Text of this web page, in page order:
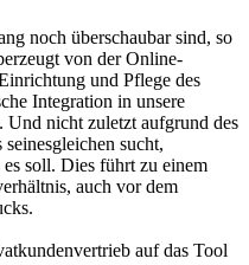
noch überschaubar sind, so
von der Online-
und Pflege des
Integration in unsere
Und nicht zuletzt aufgrund des
sucht,
soll. Dies führt zu einem
auch vor dem
auf das Tool